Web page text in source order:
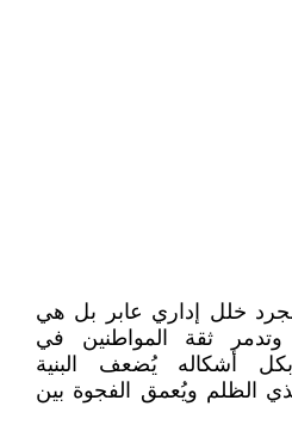
خلل إداري عابر بل هي
وتدمر ثقة المواطنين في
أشكاله يُضعف البنية
الظلم ويُعمق الفجوة بين